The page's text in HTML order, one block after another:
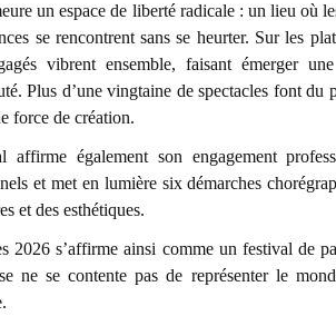
un espace de liberté radicale : un lieu où
se rencontrent sans se heurter. Sur les
vibrent ensemble, faisant émerger
Plus d’une vingtaine de spectacles font du
force de création.
affirme également son engagement
et met en lumière six démarches
et des esthétiques.
2026 s’affirme ainsi comme un festival de
ne se contente pas de représenter le